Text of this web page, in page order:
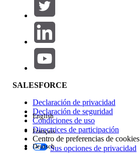
Área de productos
Repercusión de función
Edición
SALESFORCE
Declaración de privacidad
Declaración de seguridad
Condiciones de uso
Directrices de participación
Centro de preferencias de cookies
Sus opciones de privacidad
English
Français
Deutsch